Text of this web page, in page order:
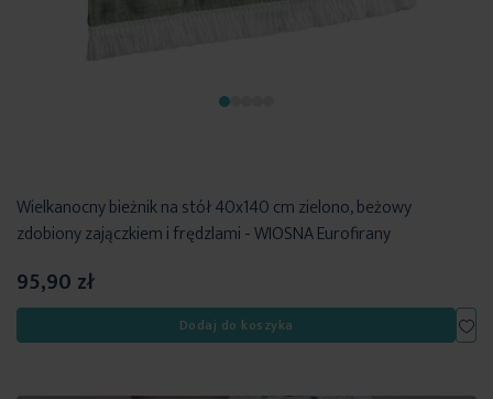
Wielkanocny bieżnik na stół 40x140 cm zielono, beżowy
zdobiony zajączkiem i frędzlami - WIOSNA Eurofirany
95,90 zł
Dodaj do koszyka